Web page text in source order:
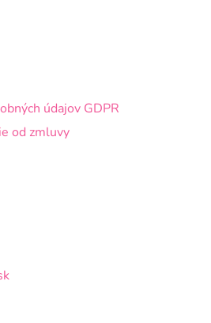
údajov GDPR
od zmluvy